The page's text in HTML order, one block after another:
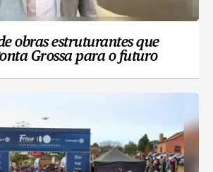
obras estruturantes que
Grossa para o futuro